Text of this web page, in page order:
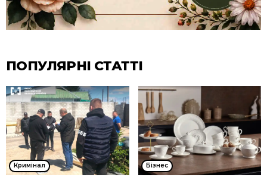
ПОПУЛЯРНІ СТАТТІ
Кримінал Бізнес